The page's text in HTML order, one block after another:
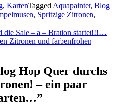
, KartenTagged Aquapainter, Blog
, Spritzige Zitronen,
die Sale – a – Bration startet!!!…
Zitronen und farbenfrohen
Hop Quer durchs
– ein paar
”